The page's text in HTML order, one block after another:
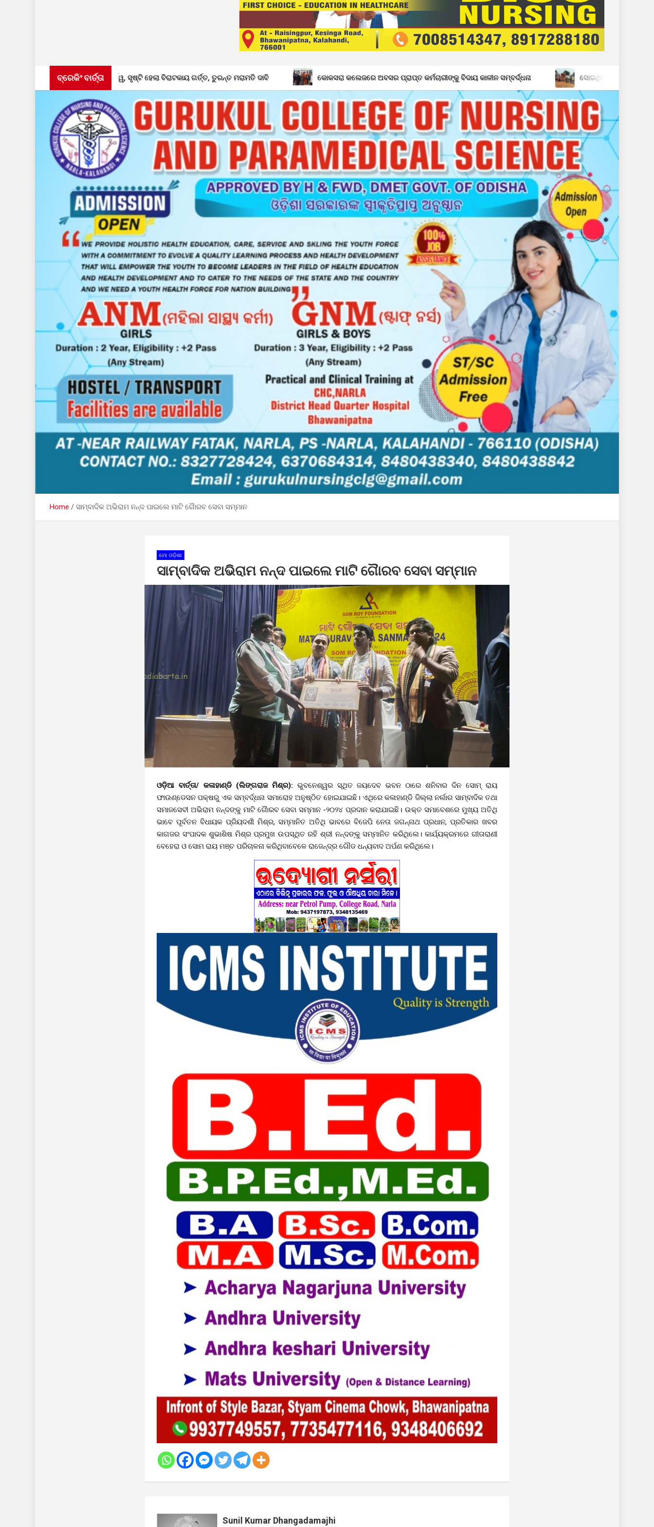
ବ୍ରେକିଂ ବାର୍ତ୍ତା
ରାସ୍ତାର ପାର୍ଶ୍ୱ, ସୃଷ୍ଟି ହେଲା ବିରାଟକାୟ ଗର୍ତ୍ତ, ତୁରନ୍ତ ମରାମତି ଦାବି କୋକସରା କଲେଜରେ ଅବସର ପ୍ରାପ୍ତ କର୍ମଚାରୀଙ୍କୁ ବିଦାୟ କାଳୀନ ସମ୍ବର୍ଦ୍ଧନା ସୋଇଥିବା ସମୟରେ ଘରଭାଙ୍ଗି ଦେଲେ
Home ସାମ୍ବାଦିକ ଅଭିରାମ ନନ୍ଦ ପାଇଲେ ମାଟି ଗୈାରବ ସେବା ସମ୍ମାନ
ମୋ ଓଡ଼ିଶା
ସାମ୍ବାଦିକ ଅଭିରାମ ନନ୍ଦ ପାଇଲେ ମାଟି ଗୈାରବ ସେବା ସମ୍ମାନ
ଓଡ଼ିଆ ବାର୍ତ୍ତା/ କଳାହାଣ୍ଡି (ଲିଙ୍ଗରାଜ ମିଶ୍ର): ଭୁବନେଶ୍ୱର ସ୍ଥିତ ଜୟଦେବ ଭବନ ଠାରେ ଶନିବାର ଦିନ ସୋମ୍ ରାୟ
ଫାଉଣ୍ଡେସନ ପକ୍ଷରୁ ଏକ ସମ୍ବର୍ଦ୍ଧନା ସମାରୋହ ଅନୁଷ୍ଠିତ ହୋଇଯାଇଛି। ଏଥିରେ କଳାହାଣ୍ଡି ଜିଲ୍ଲା ନର୍ଲାର ସାମ୍ବାଦିକ ତଥା
ସମାଜସେବୀ ଅଭିରାମ ନନ୍ଦଙ୍କୁ ମାଟି ଗୈାରବ ସେବା ସମ୍ମାନ -୨୦୨୪ ପ୍ରଦାନ କରାଯାଇଛି। ଉକ୍ତ ସମାବେଶରେ ମୁଖ୍ୟ ଅତିଥି
ଭାବେ ପୂର୍ବତନ ବିଧାୟକ ପ୍ରିୟଦର୍ଶୀ ମିଶ୍ର, ସମ୍ମାନିତ ଅତିଥି ଭାବରେ ବିଜେପି ନେତା ଜଗନ୍ନାଥ ପ୍ରଧାନ, ପ୍ରତିକାର ଖବର
କାଗଜର ସଂପାଦକ ଶୁଭାଶିଷ ମିଶ୍ର ପ୍ରମୁଖ ଉପସ୍ଥିତ ରହି ଶ୍ରୀ ନନ୍ଦଙ୍କୁ ସମ୍ମାନିତ କରିଥିଲେ। କାର୍ଯ୍ୟକ୍ରମରେ ଗୀତାରାଣୀ
ବେହେରା ଓ ସୋମ ରାୟ ମଞ୍ଚ ପରିଚାଳନା କରିଥିବାବେଳେ ରାଜେନ୍ଦ୍ର ଗୌଡ ଧନ୍ୟବାଦ ଅର୍ପଣ କରିଥିଲେ।
Sunil Kumar Dhangadamajhi